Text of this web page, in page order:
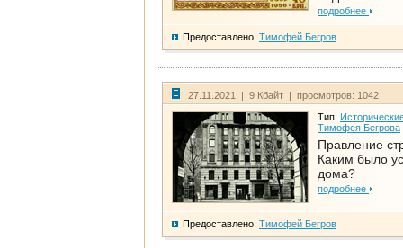
подробнее
Предоставлено: Тимофей Бегров
27.11.2021 | 9 Кбайт | просмотров: 1042
Тип:
Тимофея Бегрова
Правление
Каким было
дома?
подробнее
Предоставлено: Тимофей Бегров